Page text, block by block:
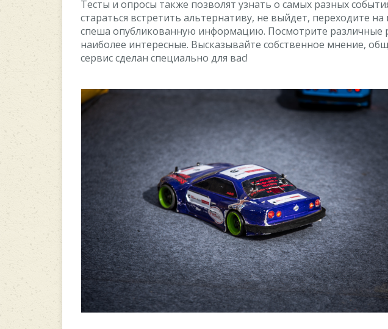
Тесты и опросы также позволят узнать о самых разных
стараться встретить альтернативу, не выйдет, переходите на
спеша опубликованную информацию. Посмотрите различные
наиболее интересные. Высказывайте собственное мнение,
сервис сделан специально для вас!